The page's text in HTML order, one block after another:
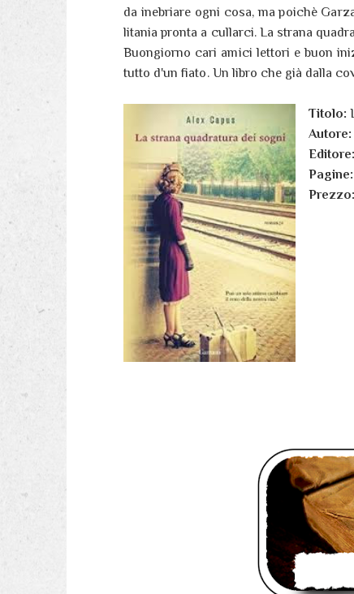
da inebriare ogni cosa, ma poichè
litania pronta a cullarci. La strana
Buongiorno cari amici lettori e buon
tutto d'un fiato. Un libro che già dalla
Titolo:
Autore:
Editore:
Pagine:
Prezzo: